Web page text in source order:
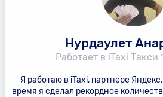
Нурдаулет
Работает в iTaxi Такси
Я работаю в iTaxi, партнере
время я сделал рекордное